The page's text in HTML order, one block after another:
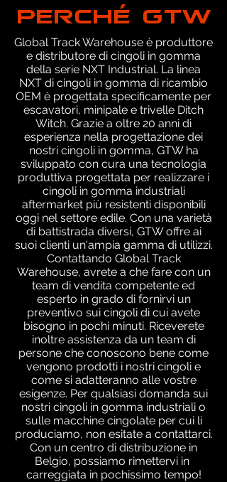
PERCHÉ GTW
Global Track Warehouse è produttore
e distributore di cingoli in gomma
della serie NXT Industrial. La linea
NXT di cingoli in gomma di ricambio
OEM è progettata specificamente per
escavatori, minipale e trivelle Ditch
Witch. Grazie a oltre 20 anni di
esperienza nella progettazione dei
nostri cingoli in gomma, GTW ha
sviluppato con cura una tecnologia
produttiva progettata per realizzare i
cingoli in gomma industriali
aftermarket più resistenti disponibili
oggi nel settore edile. Con una varietà
di battistrada diversi, GTW offre ai
suoi clienti un'ampia gamma di utilizzi.
Contattando Global Track
Warehouse, avrete a che fare con un
team di vendita competente ed
esperto in grado di fornirvi un
preventivo sui cingoli di cui avete
bisogno in pochi minuti. Riceverete
inoltre assistenza da un team di
persone che conoscono bene come
vengono prodotti i nostri cingoli e
come si adatteranno alle vostre
esigenze. Per qualsiasi domanda sui
nostri cingoli in gomma industriali o
sulle macchine cingolate per cui li
produciamo, non esitate a contattarci.
Con un centro di distribuzione in
Belgio, possiamo rimettervi in ​​
carreggiata in pochissimo tempo!